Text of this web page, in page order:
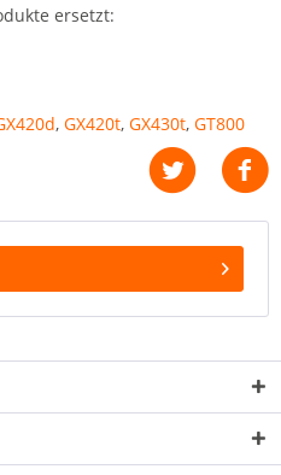
ersetzt:
, GX420t, GX430t, GT800